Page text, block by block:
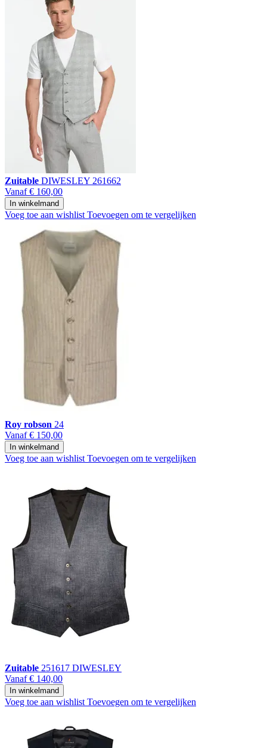
Zuitable DIWESLEY 261662
Vanaf € 160,00
In winkelmand
Voeg toe aan wishlist Toevoegen om te vergelijken
Roy robson 24
Vanaf € 150,00
In winkelmand
Voeg toe aan wishlist Toevoegen om te vergelijken
Zuitable 251617 DIWESLEY
Vanaf € 140,00
In winkelmand
Voeg toe aan wishlist Toevoegen om te vergelijken